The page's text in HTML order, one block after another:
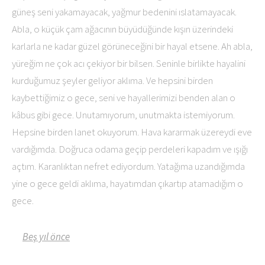
güneş seni yakamayacak, yağmur bedenini ıslatamayacak.
Abla, o küçük çam ağacının büyüdüğünde kışın üzerindeki
karlarla ne kadar güzel görüneceğini bir hayal etsene. Ah abla,
yüreğim ne çok acı çekiyor bir bilsen. Seninle birlikte hayalini
kurduğumuz şeyler geliyor aklıma. Ve hepsini birden
kaybettiğimiz o gece, seni ve hayallerimizi benden alan o
kâbus gibi gece. Unutamıyorum, unutmakta istemiyorum.
Hepsine birden lanet okuyorum. Hava kararmak üzereydi eve
vardığımda. Doğruca odama geçip perdeleri kapadım ve ışığı
açtım. Karanlıktan nefret ediyordum. Yatağıma uzandığımda
yine o gece geldi aklıma, hayatımdan çıkartıp atamadığım o
gece.
Beş yıl önce